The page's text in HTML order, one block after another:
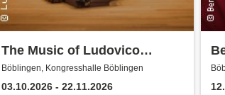
The Music of Ludovico
Einaudi: Tribute-
Klavierkonzert - Ludovico
Böblingen, Kongresshalle Böblingen
03.10.2026 - 22.11.2026